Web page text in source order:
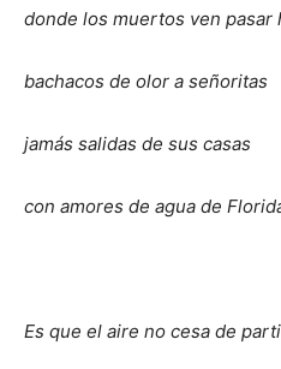
donde los muertos ven pasar
bachacos de olor a señoritas
jamás salidas de sus casas
con amores de agua de
Es que el aire no cesa de